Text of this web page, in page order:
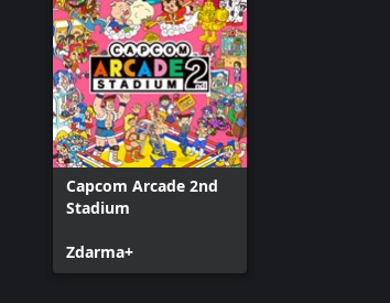
Capcom Arcade 2nd
Stadium
Zdarma+